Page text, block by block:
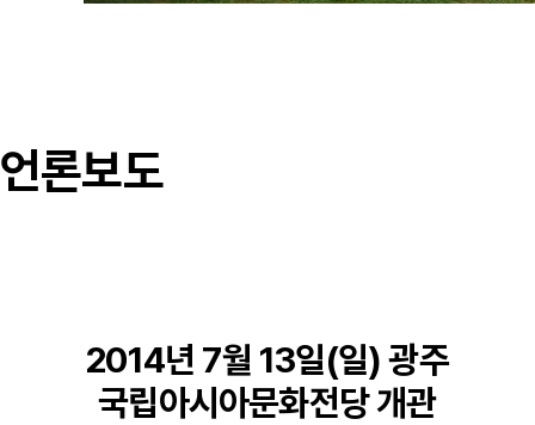
언론보도
2014년 7월 13일(일) 광주
국립아시아문화전당 개관